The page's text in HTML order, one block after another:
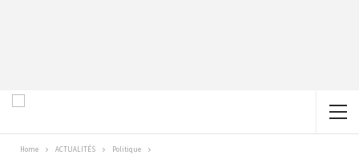
Home ACTUALITÉS Politique